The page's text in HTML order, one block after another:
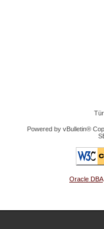
Powered by vBulletin®
Oracle DBA